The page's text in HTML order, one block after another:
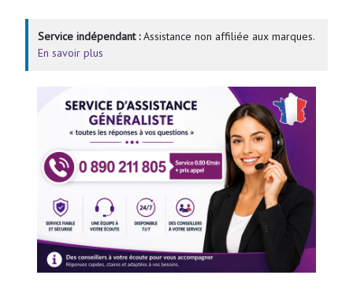
Service indépendant :Assistance non affiliée aux marques.
En savoir plus